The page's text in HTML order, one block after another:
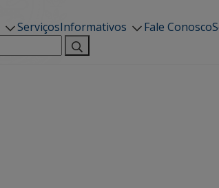
ServiçosInformativos Fale Conosco